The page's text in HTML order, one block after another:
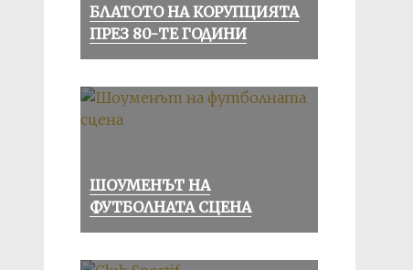
БЛАТОТО НА КОРУПЦИЯТА
ПРЕЗ 80-ТЕ ГОДИНИ
ШОУМЕНЪТ НА
ФУТБОЛНАТА СЦЕНА